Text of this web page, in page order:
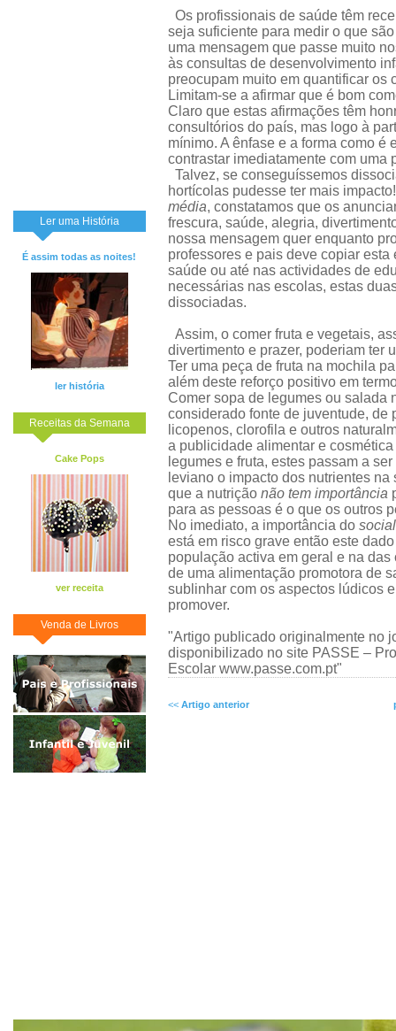
Ler uma História
É assim todas as noites!
ler história
Receitas da Semana
Cake Pops
ver receita
Venda de Livros
Os profissionais de saúde têm
seja suficiente para medir o que
uma mensagem que passe muito
às consultas de desenvolvimento
preocupam muito em quantificar os
Limitam-se a afirmar que é bom
Claro que estas afirmações têm
consultórios do país, mas logo à
mínimo. A ênfase e a forma como
contrastar imediatamente com uma
Talvez, se conseguíssemos
hortícolas pudesse ter mais
média, constatamos que os
frescura, saúde, alegria,
nossa mensagem quer enquanto
professores e pais deve copiar
saúde ou até nas actividades de
necessárias nas escolas, estas
dissociadas.
Assim, o comer fruta e vegetais,
divertimento e prazer, poderiam ter
Ter uma peça de fruta na mochila
além deste reforço positivo em
Comer sopa de legumes ou salada
considerado fonte de juventude, de
licopenos, clorofila e outros
a publicidade alimentar e
legumes e fruta, estes passam a
leviano o impacto dos nutrientes
que a nutrição não tem importância
para as pessoas é o que os outros
No imediato, a importância do social
está em risco grave então este
população activa em geral e na
de uma alimentação promotora de
sublinhar com os aspectos lúdicos
promover.
"Artigo publicado originalmente no
disponibilizado no site PASSE –
Escolar www.passe.com.pt"
<< Artigo anterior